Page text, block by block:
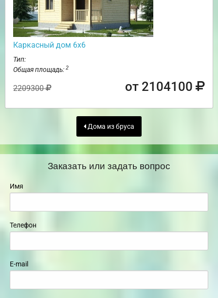
Каркасный дом 6х6
Тип:
Общая площадь: 2
2209300 от 2104100
Дома из бруса
Заказать или задать вопрос
Имя
Телефон
E-mail